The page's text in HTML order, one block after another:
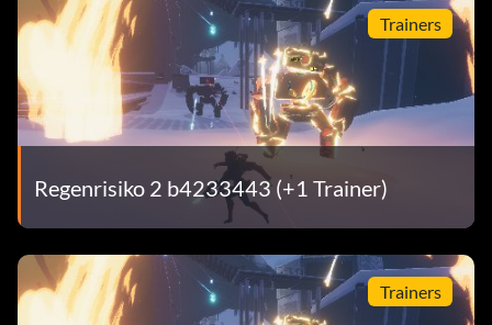
Trainers
Regenrisiko 2 b4233443 (+1 Trainer)
Trainers